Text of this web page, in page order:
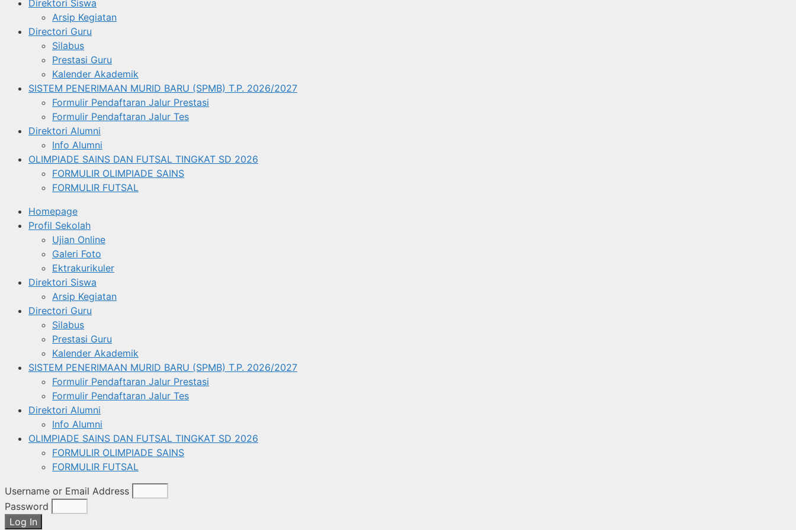
Direktori Siswa
Arsip Kegiatan
Directori Guru
Silabus
Prestasi Guru
Kalender Akademik
SISTEM PENERIMAAN MURID BARU (SPMB) T.P. 2026/2027
Formulir Pendaftaran Jalur Prestasi
Formulir Pendaftaran Jalur Tes
Direktori Alumni
Info Alumni
OLIMPIADE SAINS DAN FUTSAL TINGKAT SD 2026
FORMULIR OLIMPIADE SAINS
FORMULIR FUTSAL
Homepage
Profil Sekolah
Ujian Online
Galeri Foto
Ektrakurikuler
Direktori Siswa
Arsip Kegiatan
Directori Guru
Silabus
Prestasi Guru
Kalender Akademik
SISTEM PENERIMAAN MURID BARU (SPMB) T.P. 2026/2027
Formulir Pendaftaran Jalur Prestasi
Formulir Pendaftaran Jalur Tes
Direktori Alumni
Info Alumni
OLIMPIADE SAINS DAN FUTSAL TINGKAT SD 2026
FORMULIR OLIMPIADE SAINS
FORMULIR FUTSAL
Username or Email Address
Password
Log In